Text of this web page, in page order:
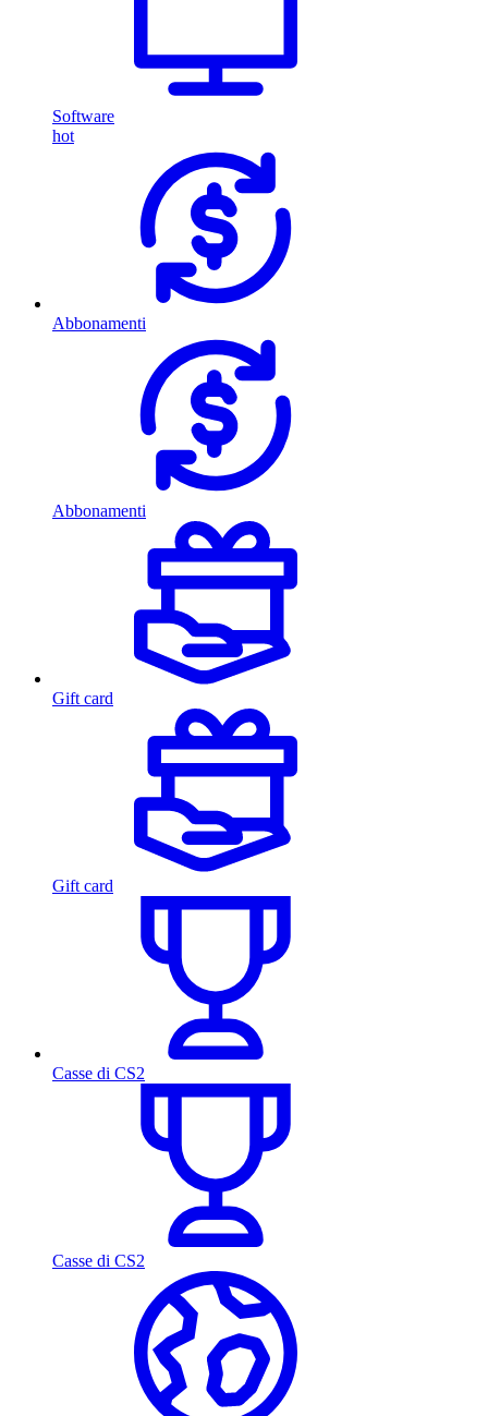
Software
hot
Abbonamenti
Abbonamenti
Gift card
Gift card
Casse di CS2
Casse di CS2